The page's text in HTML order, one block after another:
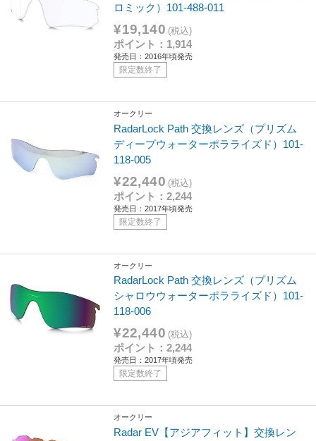
ロミック）101-488-011
¥19,140 (税込)
ポイント：1,914
発売日：2016年頃発売
限定数終了
オークリー
RadarLock Path 交換レンズ（プリズム
ディープウォーターポラライズド）101-
118-005
¥22,440 (税込)
ポイント：2,244
発売日：2017年頃発売
限定数終了
オークリー
RadarLock Path 交換レンズ（プリズム
シャロウウォーターポラライズド）101-
118-006
¥22,440 (税込)
ポイント：2,244
発売日：2017年頃発売
限定数終了
オークリー
Radar EV【アジアフィット】交換レン